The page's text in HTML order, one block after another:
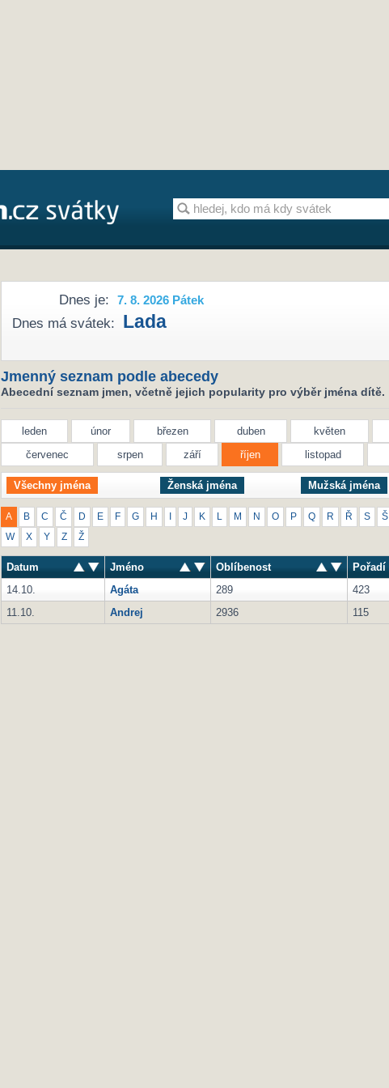
Dnes je: 7. 8. 2026 Pátek
Dnes má svátek: Lada
Jmenný seznam podle abecedy
Abecední seznam jmen, včetně jejich popularity pro výběr jména dítě.
leden únor březen duben květen
červenec
srpen září říjen listopad
Všechny jména Ženská jména Mužská jména
A B C Č D E F G H J K M N O P Q R Ř S Š
W X Y Z Ž
Datum Jméno Oblíbenost
Pořadí
14.10.
Agáta 289
423
11.10.
Andrej 2936 115